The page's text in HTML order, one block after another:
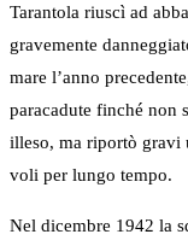
Tarantola riuscì ad
gravemente
mare l’anno
paracadute finché non
illeso, ma riportò gravi
voli per lungo tempo.
Nel dicembre 1942 la